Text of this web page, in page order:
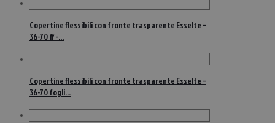
Copertine flessibili con fronte trasparente Esselte –
36-70 ff -…
Copertine flessibili con fronte trasparente Esselte –
36-70 fogli…